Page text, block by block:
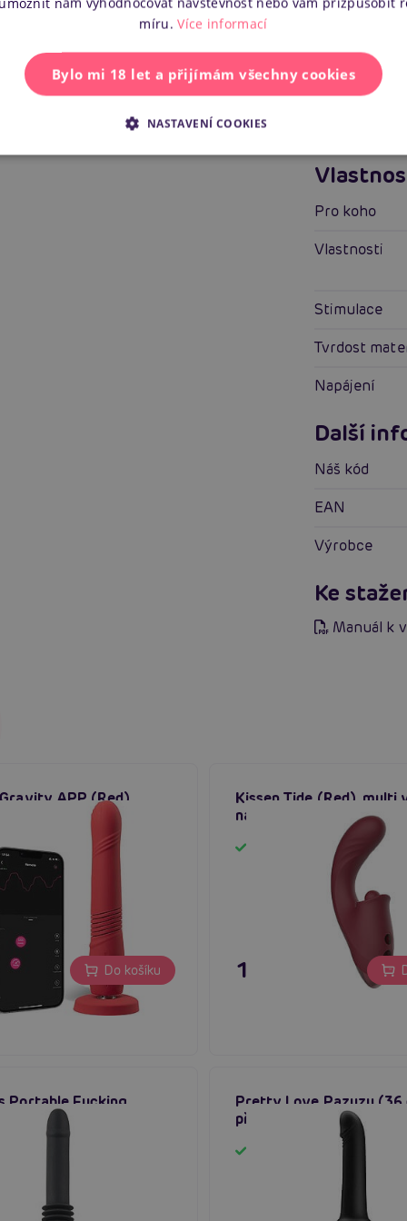
Povrch
Lubrikace
Přísavka
Pro koho
Vlastnosti
Stimulace
Tvrdost
Napájení
Další
Náš kód
EAN
Výrobce
Ke
Manuál k
APP (Red),
s přísavkou
Do košíku
Kissen Tide (Red), multi
na klitoris a bod g
1 895 Kč
Portable Fucking
vibrátor
Pretty Love Pazuzu (36
přirážecí vibrátor
míru. Více informací
Bylo mi 18 let a přijímám všechny cookies
NASTAVENÍ COOKIES